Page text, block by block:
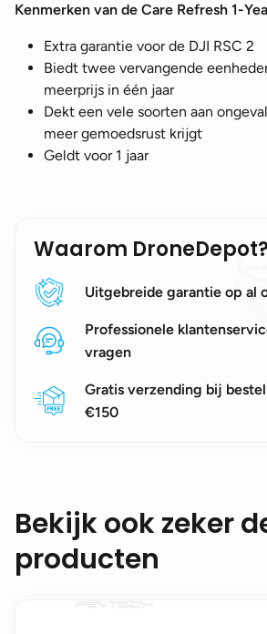
Kenmerken van de Care Refresh 1-
Extra garantie voor de DJI RSC 2
Biedt twee vervangende
meerprijs in één jaar
Dekt een vele soorten aan
meer gemoedsrust krijgt
Geldt voor 1 jaar
Waarom
Uitgebreide garantie op al
Professionele
vragen
Gratis verzending bij
€150
Bekijk ook zeker
producten